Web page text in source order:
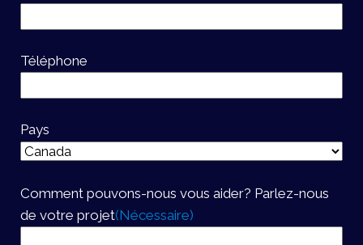
Téléphone
Pays
Comment pouvons-nous vous aider? Parlez-nous
de votre projet(Nécessaire)